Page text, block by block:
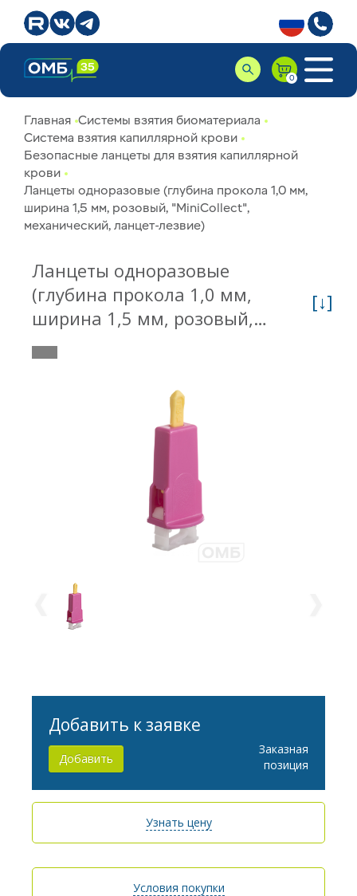
Главная Системы взятия биоматериала
Система взятия капиллярной крови
Безопасные ланцеты для взятия капиллярной
крови
Ланцеты одноразовые (глубина прокола 1,0 мм,
ширина 1,5 мм, розовый, "MiniCollect",
механический, ланцет-лезвие)
Ланцеты одноразовые
(глубина прокола 1,0 мм,
ширина 1,5 мм, розовый,
"MiniCollect", механический,
ланцет-лезвие) 450427
[↓]
Добавить к заявке
Добавить
Заказная
позиция
Узнать цену
Условия покупки